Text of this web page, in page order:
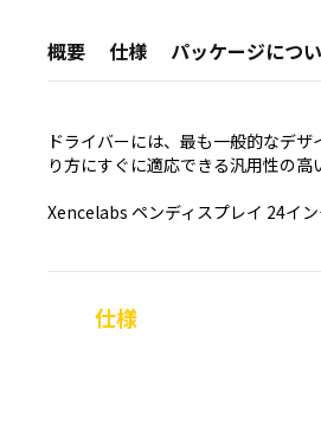
概要 仕様 パッケージにつ
ドライバーには、最も一般的なデ
り方にすぐに適応できる汎用性の高
Xencelabs ペンディスプレイ 24イ
仕様